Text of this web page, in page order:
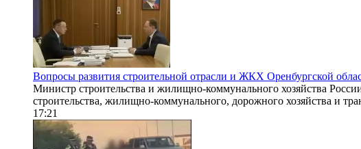
Вопросы развития строительной отрасли и ЖКХ Оренбургской
Министр строительства и жилищно-коммунального хозяйства
строительства, жилищно-коммунального, дорожного хозяйства и
17:21